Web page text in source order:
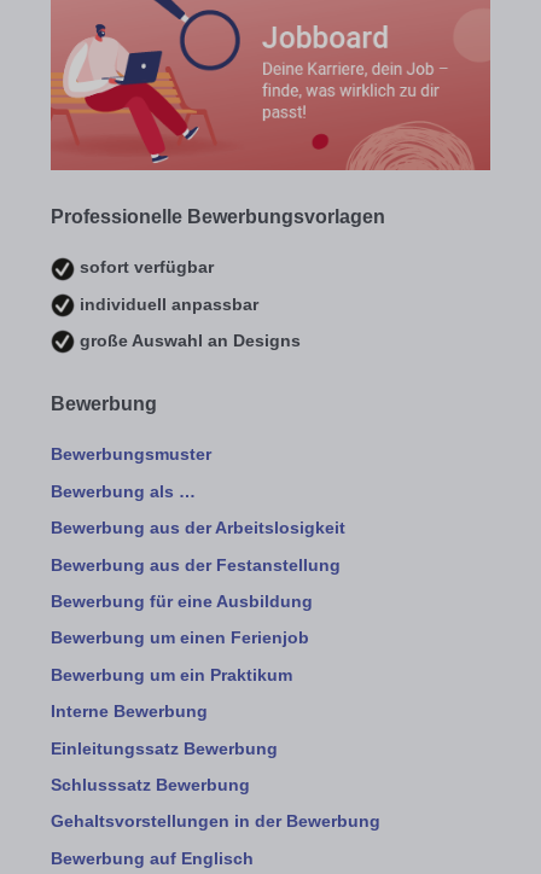
Professionelle Bewerbungsvorlagen
sofort verfügbar
individuell anpassbar
große Auswahl an Designs
Bewerbung
Bewerbungsmuster
Bewerbung als …
Bewerbung aus der Arbeitslosigkeit
Bewerbung aus der Festanstellung
Bewerbung für eine Ausbildung
Bewerbung um einen Ferienjob
Bewerbung um ein Praktikum
Interne Bewerbung
Einleitungssatz Bewerbung
Schlusssatz Bewerbung
Gehaltsvorstellungen in der Bewerbung
Bewerbung auf Englisch